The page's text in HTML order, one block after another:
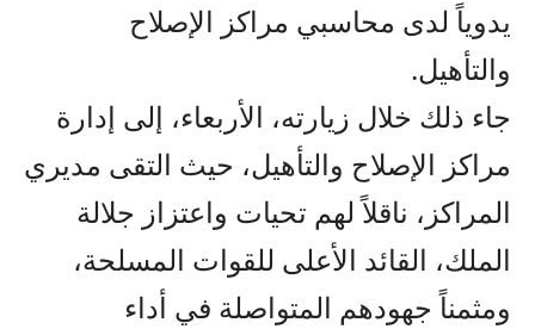
يدوياً لدى محاسبي مراكز الإصلاح
والتأهيل.
جاء ذلك خلال زيارته، الأربعاء، إلى إدارة
مراكز الإصلاح والتأهيل، حيث التقى مديري
المراكز، ناقلاً لهم تحيات واعتزاز جلالة
الملك، القائد الأعلى للقوات المسلحة،
ومثمناً جهودهم المتواصلة في أداء